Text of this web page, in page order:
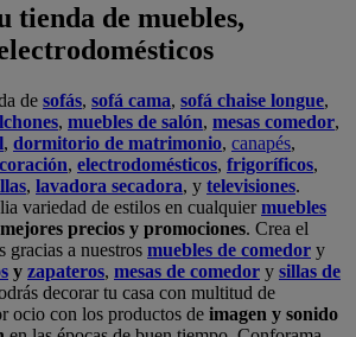
tienda de muebles,
de sofás, sofá cama, sofá chaise longue,
, muebles de salón, mesas comedor,
, dormitorio de matrimonio, canapés,
, electrodomésticos, frigoríficos,
, lavadora secadora, y televisiones.
variedad de estilos en cualquiermuebles
precios y promociones. Crea el
gracias a nuestros muebles de comedor y
y zapateros, mesas de comedor y sillas de
decorar tu casa con multitud de
ocio con los productos de imagen y sonido